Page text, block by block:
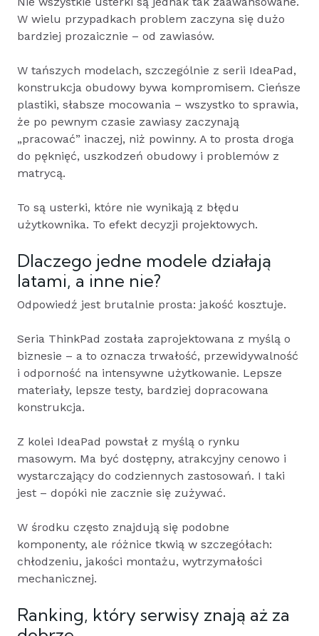
W wielu przypadkach problem zaczyna się dużo
bardziej prozaicznie – od zawiasów.
W tańszych modelach, szczególnie z serii IdeaPad,
konstrukcja obudowy bywa kompromisem. Cieńsze
plastiki, słabsze mocowania – wszystko to sprawia,
że po pewnym czasie zawiasy zaczynają
„pracować” inaczej, niż powinny. A to prosta droga
do pęknięć, uszkodzeń obudowy i problemów z
matrycą.
To są usterki, które nie wynikają z błędu
użytkownika. To efekt decyzji projektowych.
Dlaczego jedne modele działają
latami, a inne nie?
Odpowiedź jest brutalnie prosta: jakość kosztuje.
Seria ThinkPad została zaprojektowana z myślą o
biznesie – a to oznacza trwałość, przewidywalność
i odporność na intensywne użytkowanie. Lepsze
materiały, lepsze testy, bardziej dopracowana
konstrukcja.
Z kolei IdeaPad powstał z myślą o rynku
masowym. Ma być dostępny, atrakcyjny cenowo i
wystarczający do codziennych zastosowań. I taki
jest – dopóki nie zacznie się zużywać.
W środku często znajdują się podobne
komponenty, ale różnice tkwią w szczegółach:
chłodzeniu, jakości montażu, wytrzymałości
mechanicznej.
Ranking, który serwisy znają aż za